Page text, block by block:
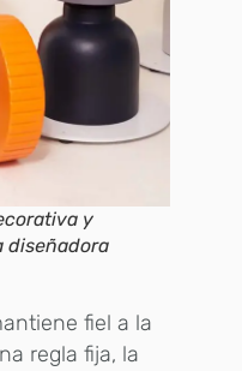
y
diseñadora
fiel a la
regla fija, la